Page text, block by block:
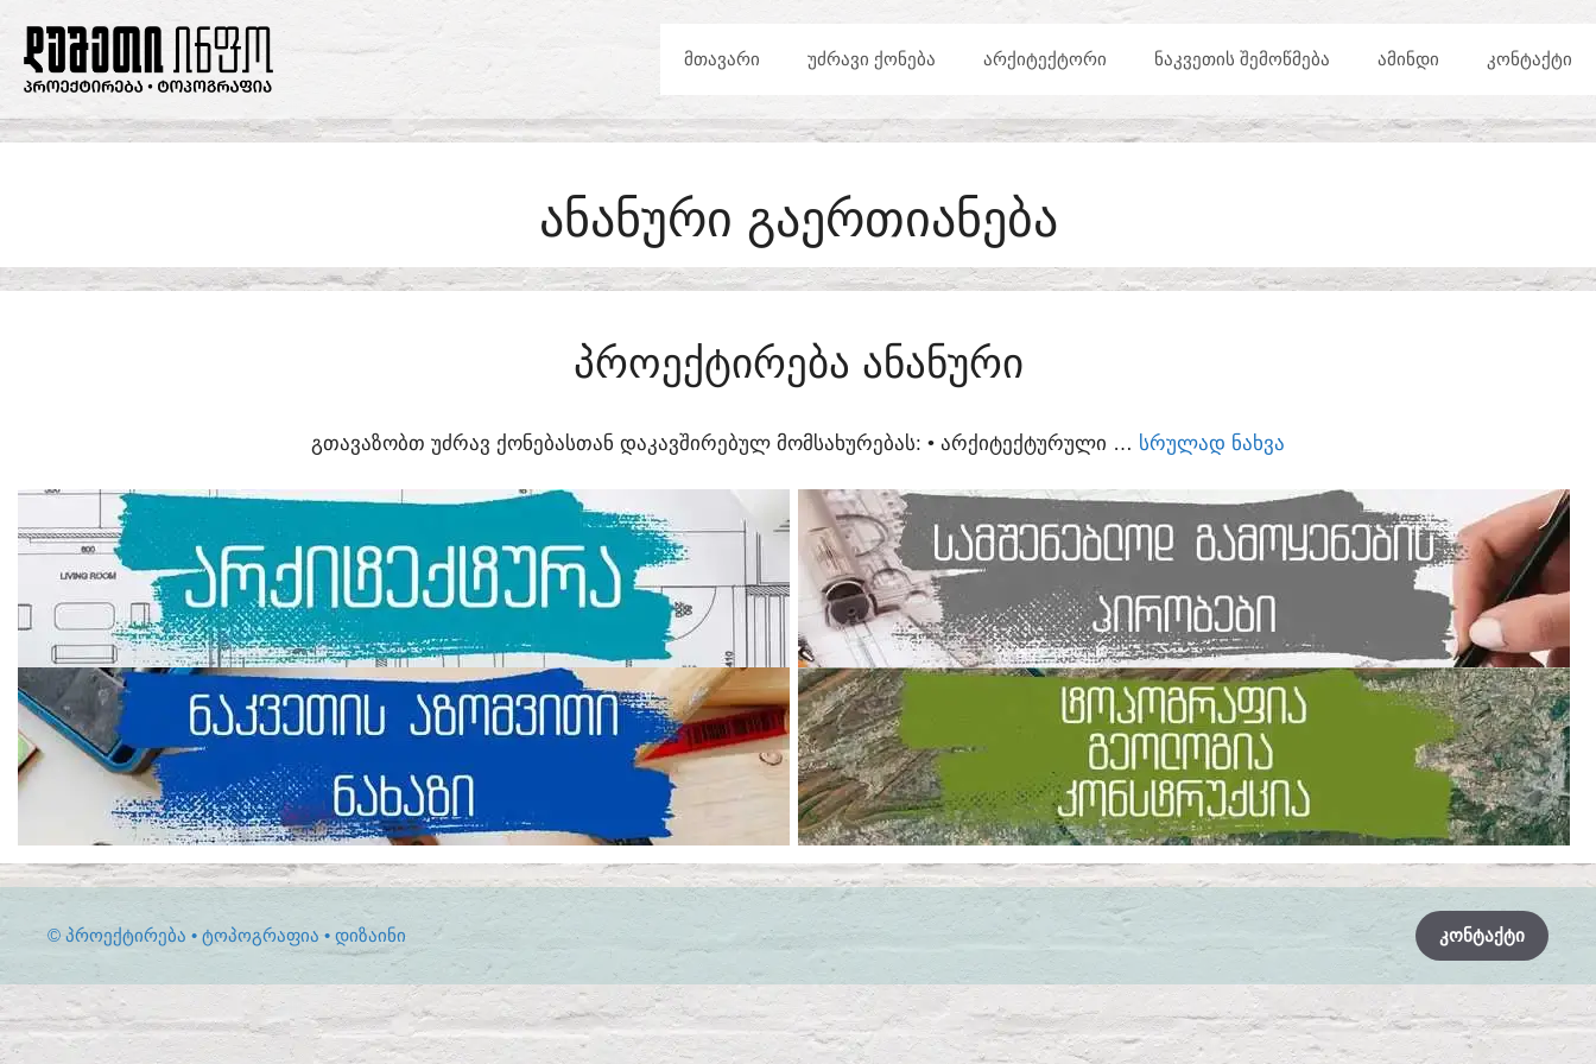
CONTENT
ᲛᲗᲐᲕᲐᲠᲘ ᲣᲫᲠᲐᲕᲘ ᲥᲝᲜᲔᲑᲐ ᲐᲠᲥᲘᲢᲔᲥᲢᲝᲠᲘ ᲜᲐᲙᲕᲔᲗᲘᲡ ᲨᲔᲛᲝᲬᲛᲔᲑᲐ ᲐᲛᲘᲜᲓᲘ ᲙᲝᲜᲢᲐᲥᲢᲘ
ᲐᲜᲐᲜᲣᲠᲘ ᲒᲐᲔᲠᲗᲘᲐᲜᲔᲑᲐ
ᲞᲠᲝᲔᲥᲢᲘᲠᲔᲑᲐ ᲐᲜᲐᲜᲣᲠᲘ
ᲒᲗᲐᲕᲐᲖᲝᲑᲗ ᲣᲫᲠᲐᲕ ᲥᲝᲜᲔᲑᲐᲡᲗᲐᲜ ᲓᲐᲙᲐᲕᲨᲘᲠᲔᲑᲣᲚ ᲛᲝᲛᲡᲐᲮᲣᲠᲔᲑᲐᲡ:​ • ᲐᲠᲥᲘᲢᲔᲥᲢᲣᲠᲣᲚᲘ … ᲡᲠᲣᲚᲐᲓ ᲜᲐᲮᲕᲐ
ᲙᲝᲜᲢᲐᲥᲢᲘ
© ᲞᲠᲝᲔᲥᲢᲘᲠᲔᲑᲐ • ᲢᲝᲞᲝᲒᲠᲐᲤᲘᲐ • ᲓᲘᲖᲐᲘᲜᲘ